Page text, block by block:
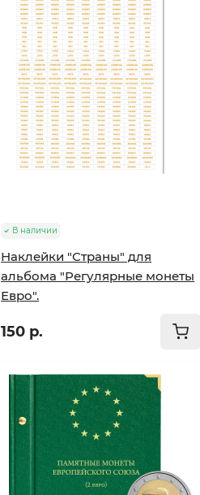
В наличии
Наклейки "Страны" для
альбома "Регулярные монеты
Евро".
150 р.